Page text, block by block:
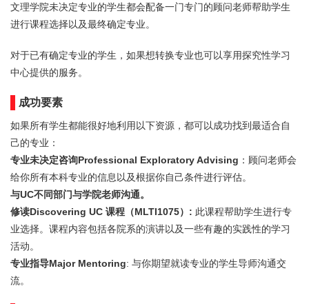
文理学院未决定专业的学生都会配备一门专门的顾问老师帮助学生
进行课程选择以及最终确定专业。
对于已有确定专业的学生，如果想转换专业也可以享用探究性学习
中心提供的服务。
成功要素
如果所有学生都能很好地利用以下资源，都可以成功找到最适合自
己的专业：
专业未决定咨询Professional Exploratory Advising ：顾问老师会
给你所有本科专业的信息以及根据你自己条件进行评估。
与UC不同部门与学院老师沟通。
修读Discovering UC 课程（MLTI1075）: 此课程帮助学生进行专
业选择。课程内容包括各院系的演讲以及一些有趣的实践性的学习
活动。
专业指导Major Mentoring: 与你期望就读专业的学生导师沟通交
流。